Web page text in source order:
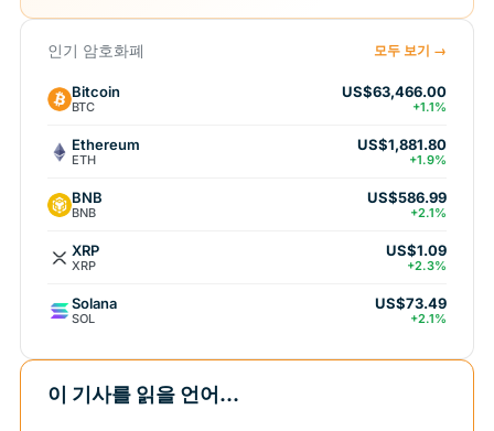
인기 암호화폐 모두 보기 →
Bitcoin
BTC
US$63,466.00
+1.1%
Ethereum
ETH
US$1,881.80
+1.9%
BNB
BNB
US$586.99
+2.1%
XRP
XRP
US$1.09
+2.3%
Solana
SOL
US$73.49
+2.1%
이 기사를 읽을 언어...